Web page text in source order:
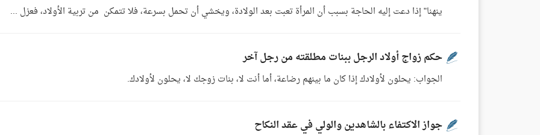
ينهنا" إذا دعت إليه الحاجة بسبب أن المرأة تعبت بعد الولادة، ويخشي أن تحمل بسرعة، فلا تتمكن من تربية الأولاد، فعزل ...
حكم زواج أولاد الرجل ببنات مطلقته من رجل آخر
الجواب: يحلون لأولادك إذا كان ما بينهم رضاعة، أما أنت لا، بنات زوجك لا، يحلون لأولادك.
جواز الاكتفاء بالشاهدين والولي في عقد النكاح